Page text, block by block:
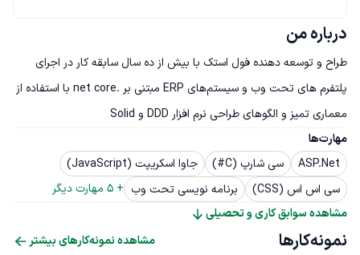
درباره من
طراح و توسعه دهنده فول استک با بیش از ده سال سابقه کار در اجرای
پلتفرم های تحت وب و سیستم‌های ERP مبتنی بر .net core با استفاده از
معماری تمیز و الگوهای طراحی نرم افزار DDD و Solid
مهارت‌ها
ASP.Net
سی شارپ (C#)
جاوا اسکریپت (JavaScript)
سی اس اس (CSS)
برنامه نویسی تحت وب +
5 مهارت دیگر
مشاهده سوابق کاری و تحصیلی
نمونه‌کارها مشاهده نمونه‌کارهای بیشتر